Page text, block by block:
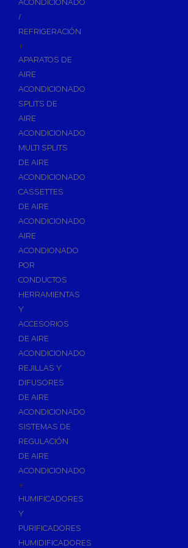
Asientos y Tapas de WC
Lavabos
Urinarios
Bidés
Vertederos Baño
Sanitarios Suspendidos
Placas de Accionamiento para
Cisternas Empotradas
Seguridad en el Baño
Wellness
Calefacción y A.C.S
Accesorios de Calefacción
Vasos de Expansión
Termometros
Otros accesorios de calefacción
Accesorios de Radiadores
Tapones, purgadores y accesorios
Soportes para Radiadores
Acumuladores e Interacumuladores
Bombas Circuladoras / Grupos de
Bombas de Calefacción
Bombas Simples para ACS
Calderas
Grupos Térmicos de Gasóleo
ACONDICIONADO
/
REFRIGERACIÓN
+
APARATOS DE
AIRE
ACONDICIONADO
SPLITS DE
AIRE
ACONDICIONADO
MULTI SPLITS
DE AIRE
ACONDICIONADO
CASSETTES
DE AIRE
ACONDICIONADO
AIRE
ACONDIONADO
POR
CONDUCTOS
HERRAMIENTAS
Y
ACCESORIOS
DE AIRE
ACONDICIONADO
REJILLAS Y
DIFUSORES
DE AIRE
ACONDICIONADO
SISTEMAS DE
REGULACIÓN
DE AIRE
ACONDICIONADO
+
HUMIFICADORES
Y
PURIFICADORES
HUMIDIFICADORES